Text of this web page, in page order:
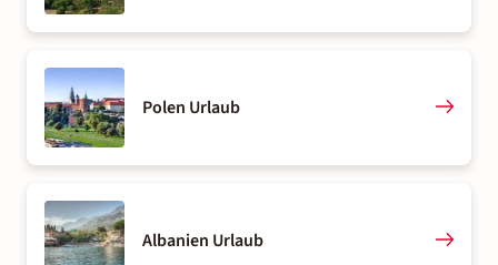
Polen Urlaub
Albanien Urlaub